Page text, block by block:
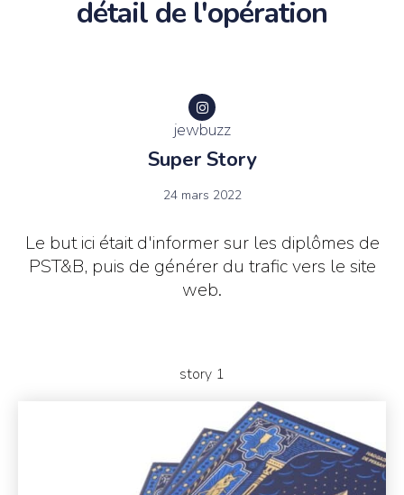
détail de l'opération
jewbuzz
Super Story
24 mars 2022
Le but ici était d'informer sur les diplômes de
PST&B, puis de générer du trafic vers le site
web.
story 1